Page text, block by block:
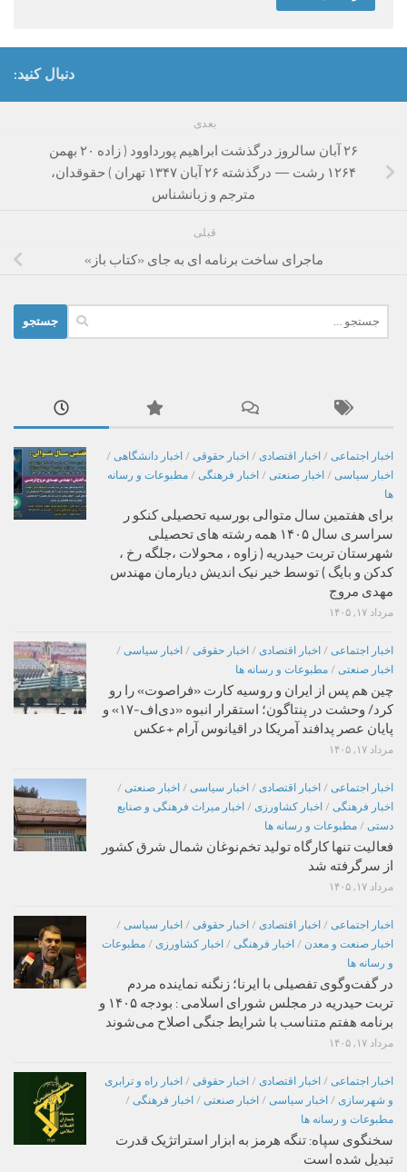
دنبال کنید:
بعدی
۲۶ آبان سالروز درگذشت ابراهیم پورداوود ( زاده ۲۰ بهمن
۱۲۶۴ رشت — درگذشته ۲۶ آبان ۱۳۴۷ تهران ) حقوقدان،
مترجم و زبانشناس
قبلی
ماجرای ساخت برنامه ای به جای «کتاب باز»
برای:
اخبار اجتماعی / اخبار اقتصادی / اخبار حقوقی / اخبار دانشگاهی /
اخبار سیاسی / اخبار صنعتی / اخبار فرهنگی / مطبوعات و رسانه
ها
برای هفتمین سال متوالی بورسیه تحصیلی کنکو ر
سراسری سال ۱۴۰۵ همه رشته های تحصیلی
شهرستان تربت حیدریه ( زاوه ، محولات ،جلگه رخ ،
کدکن و بایگ ) توسط خیر نیک اندیش دیارمان مهندس
مهدی مروج
مرداد ۱۷, ۱۴۰۵
اخبار اجتماعی / اخبار اقتصادی / اخبار حقوقی / اخبار سیاسی /
اخبار صنعتی / مطبوعات و رسانه ها
چین هم پس از ایران و روسیه کارت «فراصوت» را رو
کرد/ وحشت در پنتاگون؛ استقرار انبوه «دی‌اف‑۱۷» و
پایان عصر پدافند آمریکا در اقیانوس آرام +عکس
مرداد ۱۷, ۱۴۰۵
اخبار اجتماعی / اخبار اقتصادی / اخبار سیاسی / اخبار صنعتی /
اخبار فرهنگی / اخبار کشاورزی / اخبار میراث فرهنگی و صنایع
دستی / مطبوعات و رسانه ها
فعالیت تنها کارگاه تولید تخم‌نوغان شمال شرق کشور
از سرگرفته شد
مرداد ۱۷, ۱۴۰۵
اخبار اجتماعی / اخبار اقتصادی / اخبار حقوقی / اخبار سیاسی /
اخبار صنعت و معدن / اخبار فرهنگی / اخبار کشاورزی / مطبوعات
و رسانه ها
در گفت‌وگوی تفصیلی با ایرنا؛ زنگنه نماینده مردم
تربت حیدریه در مجلس شورای اسلامی : بودجه ۱۴۰۵ و
برنامه هفتم متناسب با شرایط جنگی اصلاح می‌شوند
مرداد ۱۷, ۱۴۰۵
اخبار اجتماعی / اخبار اقتصادی / اخبار حقوقی / اخبار راه و ترابری
و شهرسازی / اخبار سیاسی / اخبار صنعتی / اخبار فرهنگی /
مطبوعات و رسانه ها
سخنگوی سپاه: تنگه هرمز به ابزار استراتژیک قدرت
تبدیل شده است